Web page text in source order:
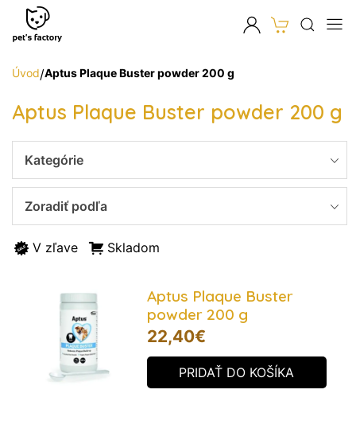
Úvod/Aptus Plaque Buster powder 200 g
Aptus Plaque Buster powder 200 g
Kategórie
Zoradiť podľa
V zľave Skladom
Aptus Plaque Buster
powder 200 g
22,40€
PRIDAŤ DO KOŠÍKA